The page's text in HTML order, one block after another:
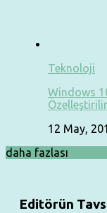
Teknoloji
Windows
12 May,
daha fazlası
Editörün